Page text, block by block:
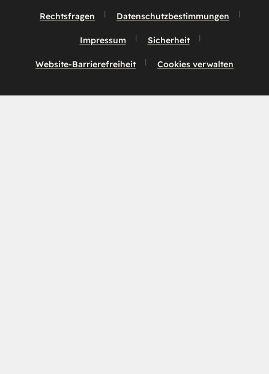
Rechtsfragen Datenschutzbestimmungen
Impressum Sicherheit
Website-Barrierefreiheit Cookies verwalten